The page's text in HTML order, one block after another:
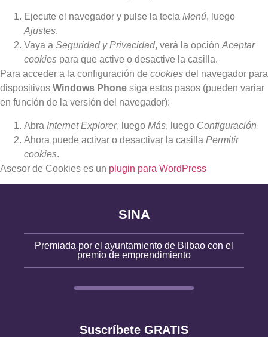
Ejecute el navegador y pulse la tecla Menú, luego
Ajustes.
Vaya a Seguridad y Privacidad, verá la opciónAceptar
cookies para que active o desactive la casilla.
Para acceder a la configuración de cookies del navegador para
dispositivos Windows Phone siga estos pasos (pueden variar
en función de la versión del navegador):
Abra Internet Explorer, luego Más, luego Configuración
Ahora puede activar o desactivar la casilla Permitir
cookies.
Asesor de Cookies es un plugin para WordPress
SINA
Premiada por el ayuntamiento de Bilbao con el
premio de emprendimiento
Suscríbete GRATIS